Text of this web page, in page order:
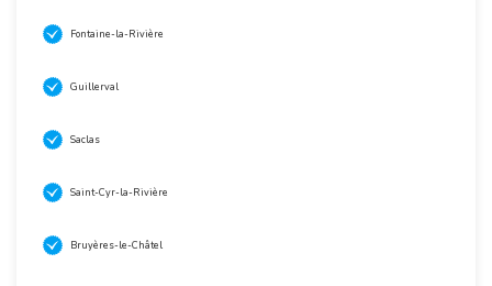
Fontaine-la-Rivière
Guillerval
Saclas
Saint-Cyr-la-Rivière
Bruyères-le-Châtel